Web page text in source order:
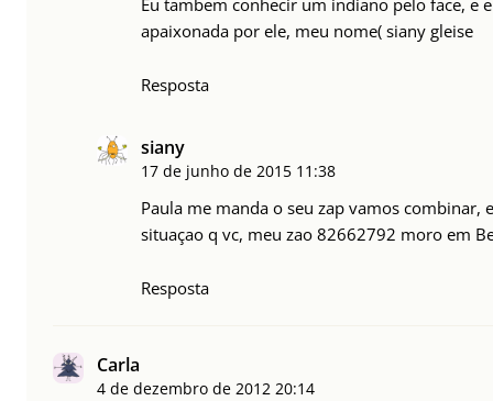
Eu tambem conhecir um indiano pelo face, e
apaixonada por ele, meu nome( siany gleise
Resposta
siany
17 de junho de 2015 11:38
Paula me manda o seu zap vamos combinar,
situaçao q vc, meu zao 82662792 moro em
Resposta
Carla
4 de dezembro de 2012 20:14